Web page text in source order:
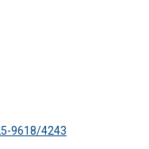
9618/4243